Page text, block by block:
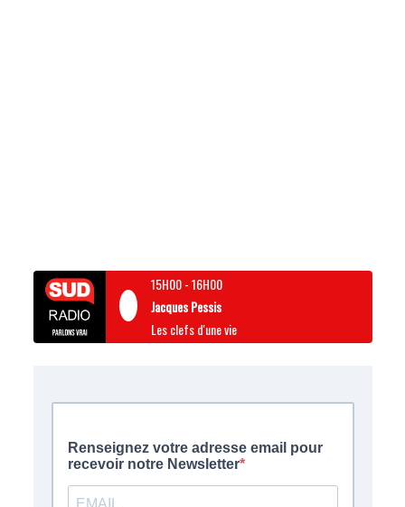
15H00-16H00
Jacques Pessis
Les clefs d'une vie